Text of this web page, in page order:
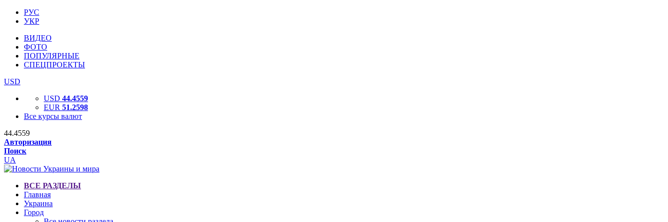
РУС
УКР
ВИДЕО
ФОТО
ПОПУЛЯРНЫЕ
СПЕЦПРОЕКТЫ
USD
USD 44.4559
EUR 51.2598
Все курсы валют
44.4559
Авторизация
Поиск
UA
ВСЕ РАЗДЕЛЫ
Главная
Украина
Город